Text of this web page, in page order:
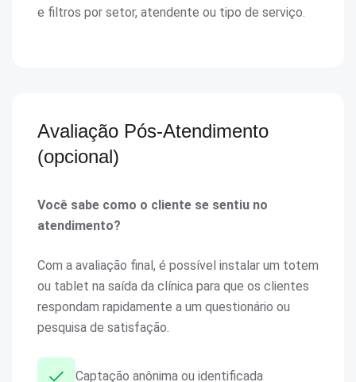
e filtros por setor, atendente ou tipo de serviço.
Avaliação Pós-Atendimento
(opcional)
Você sabe como o cliente se sentiu no
atendimento?
Com a avaliação final, é possível instalar um totem
ou tablet na saída da clínica para que os clientes
respondam rapidamente a um questionário ou
pesquisa de satisfação.
Captação anônima ou identificada